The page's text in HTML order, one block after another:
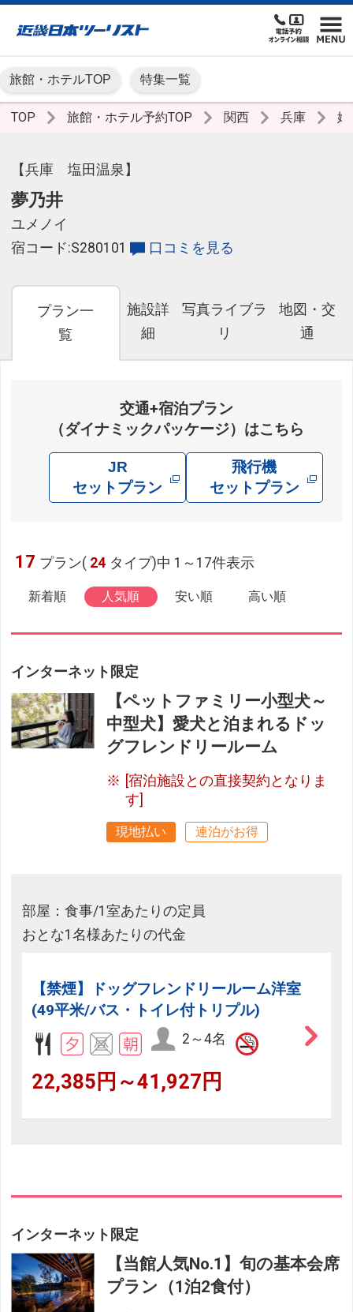
旅館・ホテルTOP 特集一覧
TOP 旅館・ホテル予約TOP 関西 兵庫
【兵庫 塩田温泉】
夢乃井
ユメノイ
宿コード:S280101
口コミを見る
プラン一
覧
施設詳
細
写真ライブラ
リ
地図・交
通
交通+宿泊プラン
（ダイナミックパッケージ）はこちら
JR
セットプラン
飛行機
セットプラン
17 プラン( 24 タイプ)中 1～17件表示
新着順 人気順 安い順 高い順
インターネット限定
【ペットファミリー小型犬～
中型犬】愛犬と泊まれるドッ
グフレンドリールーム
[宿泊施設との直接契約となりま
す]
現地払い 連泊がお得
部屋：食事/1室あたりの定員
おとな1名様あたりの代金
【禁煙】ドッグフレンドリールーム洋室
(49平米/バス・トイレ付トリプル)
2～4名
22,385円～41,927円
インターネット限定
【当館人気No.1】旬の基本会席
プラン（1泊2食付）